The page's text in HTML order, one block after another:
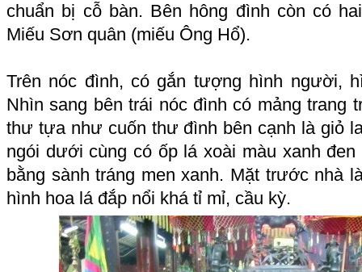
chuẩn bị cỗ bàn. Bên hông đình còn có
Miếu Sơn quân (miếu Ông Hổ).
Trên nóc đình, có gắn tượng hình người,
Nhìn sang bên trái nóc đình có mảng trang
thư tựa như cuốn thư đình bên cạnh là giỏ
ngói dưới cùng có ốp lá xoài màu xanh
bằng sành tráng men xanh. Mặt trước nhà
hình hoa lá đắp nổi khá tỉ mỉ, cầu kỳ.